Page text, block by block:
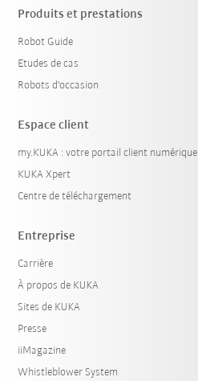
Produits et prestations
Robot Guide
Etudes de cas
Robots d'occasion
Espace client
my.KUKA : votre portail client numérique
KUKA Xpert
Centre de téléchargement
Entreprise
Carrière
À propos de KUKA
Sites de KUKA
Presse
iiMagazine
Whistleblower System